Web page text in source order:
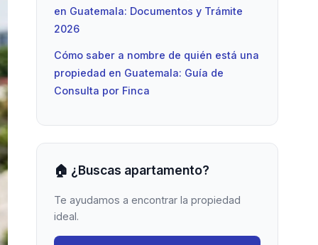
en Guatemala: Documentos y Trámite
2026
Cómo saber a nombre de quién está una
propiedad en Guatemala: Guía de
Consulta por Finca
🏠 ¿Buscas apartamento?
Te ayudamos a encontrar la propiedad
ideal.